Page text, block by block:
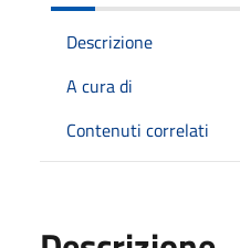
Descrizione
A cura di
Contenuti correlati